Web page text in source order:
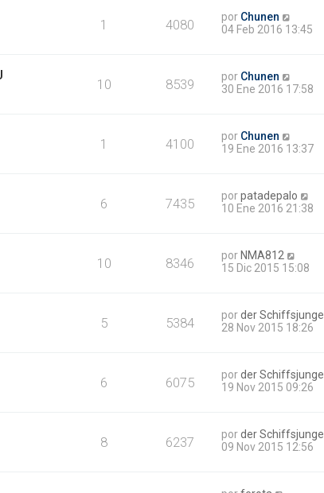
1 4080 por Chunen
04 Feb 2016 13:45
10 8539 por Chunen
30 Ene 2016 17:58
1 4100 por Chunen
19 Ene 2016 13:37
6 7435 porpatadepalo
10 Ene 2016 21:38
10 8346 por NMA812
15 Dic 2015 15:08
5 5384 porder Schiffsjunge
28 Nov 2015 18:26
6 6075 porder Schiffsjunge
19 Nov 2015 09:26
8 6237 porder Schiffsjunge
09 Nov 2015 12:56